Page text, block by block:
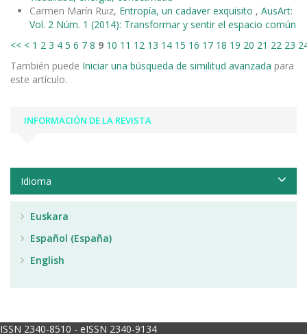
Carmen Marín Ruiz, Entropía, un cadaver exquisito , AusArt:
Vol. 2 Núm. 1 (2014): Transformar y sentir el espacio común
<< < 1 2 3 4 5 6 7 8 9 10 11 12 13 14 15 16 17 18 19 20 21 22 23
También puede Iniciar una búsqueda de similitud avanzada para
este artículo.
INFORMACIÓN DE LA REVISTA
Idioma
Euskara
Español (España)
English
ISSN 2340-8510 - eISSN 2340-9134